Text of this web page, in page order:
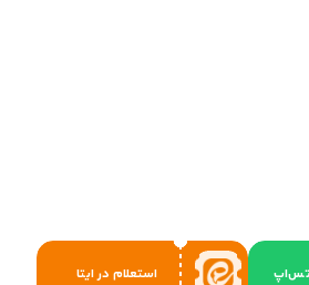
استعلام در ایتا